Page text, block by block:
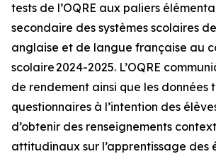
tests de l’OQRE aux paliers
secondaire des systèmes scolaires
anglaise et de langue française au
scolaire 2024-2025. L’OQRE
de rendement ainsi que les données
questionnaires à l’intention des
d’obtenir des renseignements
attitudinaux sur l’apprentissage des